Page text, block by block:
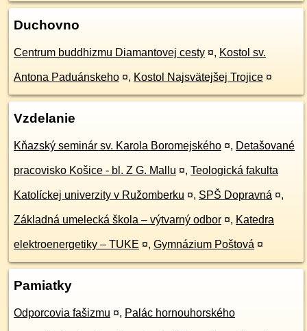
Duchovno
Centrum buddhizmu Diamantovej cesty ¤, Kostol sv.
Antona Paduánskeho ¤, Kostol Najsvätejšej Trojice ¤
Vzdelanie
Kňazský seminár sv. Karola Boromejského ¤, Detašované
pracovisko Košice - bl. Z G. Mallu ¤, Teologická fakulta
Katolíckej univerzity v Ružomberku ¤, SPŠ Dopravná ¤,
Základná umelecká škola – výtvarný odbor ¤, Katedra
elektroenergetiky – TUKE ¤, Gymnázium Poštová ¤
Pamiatky
Odporcovia fašizmu ¤, Palác hornouhorského